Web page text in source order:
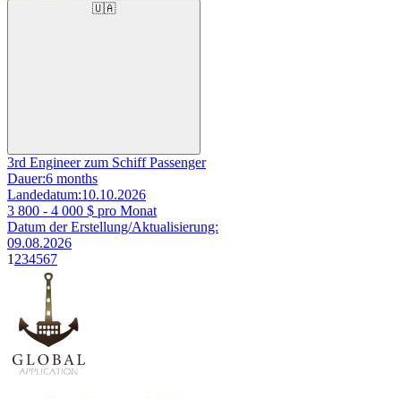
🇺🇦
3rd Engineer zum Schiff Passenger
Dauer:6 months
Landedatum:10.10.2026
3 800 - 4 000 $ pro Monat
Datum der Erstellung/Aktualisierung:
09.08.2026
1 234567